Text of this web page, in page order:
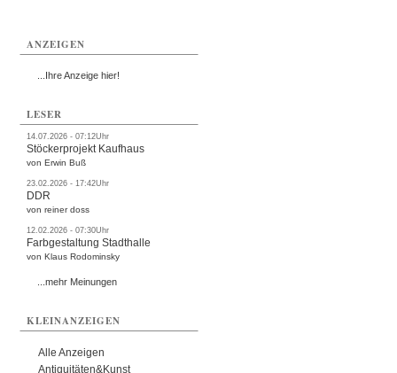
ANZEIGEN
...Ihre Anzeige hier!
LESER
14.07.2026 - 07:12Uhr
Stöckerprojekt Kaufhaus
von Erwin Buß
23.02.2026 - 17:42Uhr
DDR
von reiner doss
12.02.2026 - 07:30Uhr
Farbgestaltung Stadthalle
von Klaus Rodominsky
...mehr Meinungen
KLEINANZEIGEN
Alle Anzeigen
Antiquitäten&Kunst